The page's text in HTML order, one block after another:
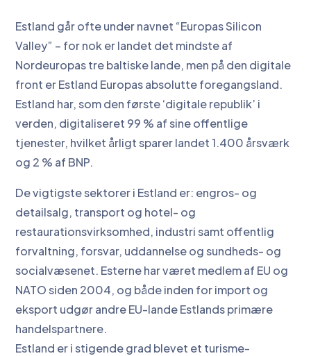
Estland går ofte under navnet “Europas Silicon
Valley” – for nok er landet det mindste af
Nordeuropas tre baltiske lande, men på den digitale
front er Estland Europas absolutte foregangsland.
Estland har, som den første ‘digitale republik’ i
verden, digitaliseret 99 % af sine offentlige
tjenester, hvilket årligt sparer landet 1.400 årsværk
og 2 % af BNP.
De vigtigste sektorer i Estland er: engros- og
detailsalg, transport og hotel- og
restaurationsvirksomhed, industri samt offentlig
forvaltning, forsvar, uddannelse og sundheds- og
socialvæsenet. Esterne har været medlem af EU og
NATO siden 2004, og både inden for import og
eksport udgør andre EU-lande Estlands primære
handelspartnere.
Estland er i stigende grad blevet et turisme-